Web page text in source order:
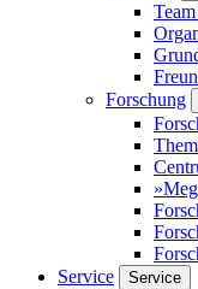
Forschung
Service
Service